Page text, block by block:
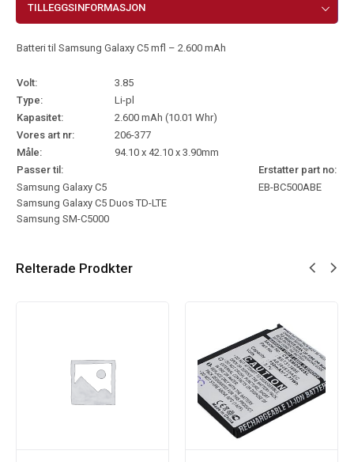
TILLEGGSINFORMASJON
Batteri til Samsung Galaxy C5 mfl – 2.600 mAh
Volt:
3.85
Type:
Li-pl
Kapasitet:
2.600 mAh (10.01 Whr)
Vores art nr:
206-377
Måle:
94.10 x 42.10 x 3.90mm
Passer til:
Erstatter part no:
Samsung Galaxy C5
Samsung Galaxy C5 Duos TD-LTE
Samsung SM-C5000
EB-BC500ABE
Relterade Prodkter